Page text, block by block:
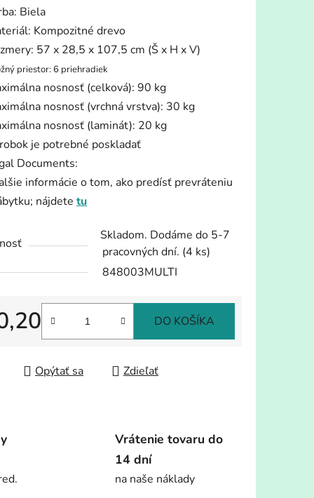
Biela
Kompozitné drevo
57 x 28,5 x 107,5 cm (Š x H x V)
priestor: 6 priehradiek
nosnosť (celková): 90 kg
nosnosť (vrchná vrstva): 30 kg
nosnosť (laminát): 20 kg
je potrebné poskladať
Documents:
informácie o tom, ako predísť prevráteniu
nájdete tu
Skladom. Dodáme do 5-7
pracovných dní. (4 ks)
848003MULTI
cena:
DO KOŠÍKA
Opýtať sa Zdieľať
Vrátenie tovaru do
14 dní
na naše náklady